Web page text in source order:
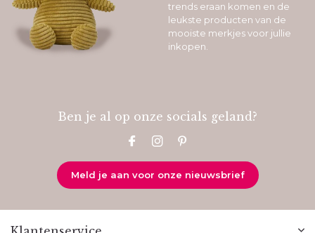
trends eraan komen en de
leukste producten van de
mooiste merkjes voor jullie
inkopen.
Ben je al op onze socials geland?
Meld je aan voor onze nieuwsbrief